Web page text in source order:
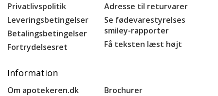
Privatlivspolitik
Leveringsbetingelser
Betalingsbetingelser
Fortrydelsesret
Adresse til returvarer
Se fødevarestyrelses
smiley-rapporter
Få teksten læst højt
Information
Om apotekeren.dk
Brochurer